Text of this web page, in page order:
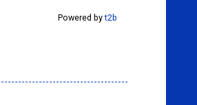
Powered byt2b